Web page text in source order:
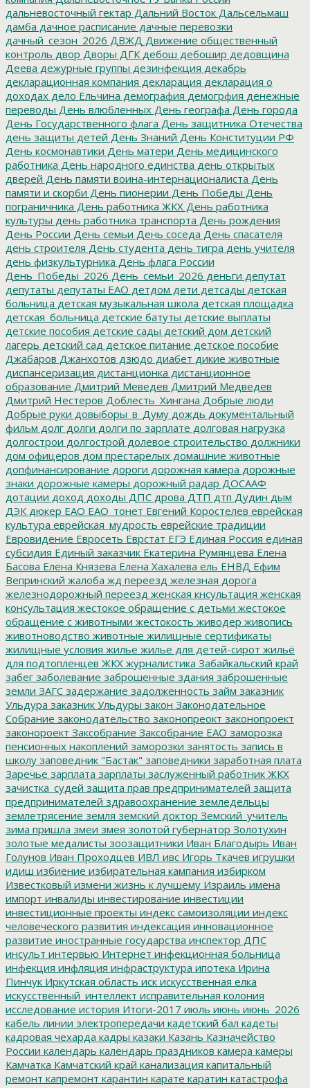
дальневосточный гектар Дальний Восток Дальсельмаш
дамба дачное расписание дачные перевозки
дачный_сезон_2026 ДВЖД Движение общественный
контроль двор Дворы ДГК дебош дебошир дедовщина
Деева дежурные группы дезинфекция декабрь
декларационная компания декларация декларация о
доходах дело Ельчина демография демогрфия денежные
переводы День влюбленных День географа День города
День Государственного флага День защитника Отечества
день защиты детей День Знаний День Конституции РФ
День космонавтики День матери День медицинского
работника День народного единства день открытых
дверей День памяти воина-интернационалиста День
памяти и скорби День пионерии День Победы День
пограничника День работника ЖКХ День работника
культуры день работника транспорта День рождения
День России День семьи День соседа День спасателя
день строителя День студента день тигра день учителя
день физкультурника День флага России
День_Победы_2026 День_семьи_2026 деньги депутат
депутаты депутаты ЕАО детдом дети детсады детская
больница детская музыкальная школа детская площадка
детская_больница детские батуты детские выплаты
детские пособия детские сады детский дом детский
лагерь детский сад детское питание детское пособие
Джабаров Джанхотов дзюдо диабет дикие животные
диспансеризация дистанционка дистанционное
образование Дмитрий Меведев Дмитрий Медведев
Дмитрий Нестеров Доблесть_Хингана Добрые люди
Добрые руки довыборы_в_Думу дождь документальный
фильм долг долги долги по зарплате долговая нагрузка
долгострои долгострой долевое строительство должники
дом офицеров дом престарелых домашние животные
допфинансирование дороги дорожная камера дорожные
знаки дорожные камеры дорожный радар ДОСААФ
дотации доход доходы ДПС дрова ДТП дтп Дудин дым
ДЭК дюкер ЕАО ЕАО_тонет Евгений Коростелев еврейская
культура еврейская_мудрость еврейские традиции
Евровидение Евросеть Еврстат ЕГЭ Единая Россия единая
субсидия Единый заказчик Екатерина Румянцева Елена
Басова Елена Князева Елена Хахалева ель ЕНВД Ефим
Вепринский жалоба жд переезд железная дорога
железнодорожный переезд женская кнсультация женская
консультация жестокое обращение с детьми жестокое
обращение с животными жестокость живодер живопись
животноводство животные жилищные сертификаты
жилищные условия жилье жилье для детей-сирот жильё
для подтопленцев ЖКХ журналистика Забайкальский край
забег заболевание заброшенные здания заброшенные
земли ЗАГС задержание задолженность займ заказник
Ульдура заказник Ульдуры закон Законодательное
Собрание законодательство законопреокт законопроект
законороект Заксобрание Заксобрание ЕАО заморозка
пенсионных накоплений заморозки занятость запись в
школу заповедник "Бастак" заповедники заработная плата
Заречье зарплата зарплаты заслуженный работник ЖКХ
зачистка_судей защита прав предпринимателей защита
предпринимателей здравоохранение земледельцы
землетрясение земля земский доктор Земский_учитель
зима пришла змеи змея золотой губернатор Золотухин
золотые медалисты зоозащитники Иван Благодырь Иван
Голунов Иван Проходцев ИВЛ ивс Игорь Ткачев игрушки
идиш избиение избирательная кампания избирком
Известковый измени жизнь к лучшему Израиль имена
импорт инвалиды инвестирование инвестиции
инвестиционные проекты индекс самоизоляции индекс
человеческого развития индексация инновационное
развитие иностранные государства инспектор ДПС
инсульт интервью Интернет инфекционная больница
инфекция инфляция инфраструктура ипотека Ирина
Пинчук Иркутская область иск искусственная елка
искусственный_интеллект исправительная колония
исследование история Итоги-2017 июль июнь июнь_2026
кабель линии электропередачи кадетский бал кадеты
кадровая чехарда кадры казаки Казань Казначейство
России календарь календарь праздников камера камеры
Камчатка Камчатский край канализация капитальный
ремонт капремонт карантин карате каратин катастрофа